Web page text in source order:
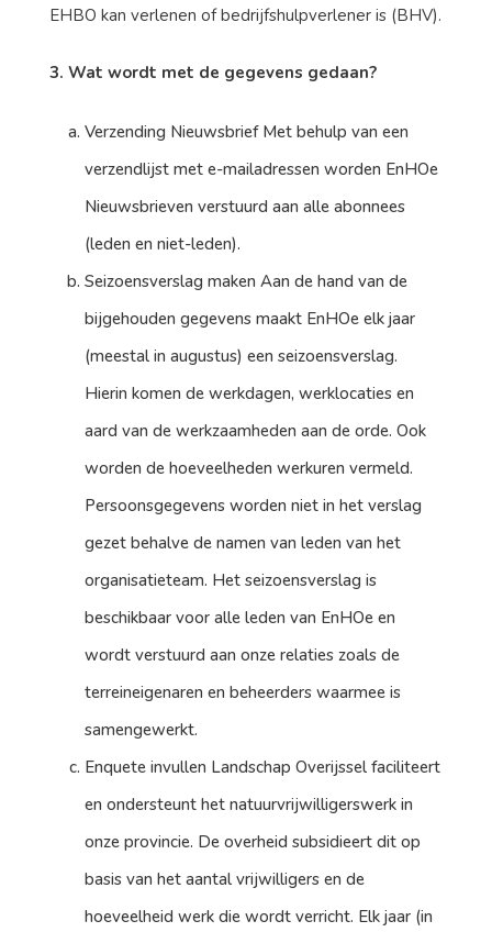
EHBO kan verlenen of bedrijfshulpverlener is (BHV).
3. Wat wordt met de gegevens gedaan?
Verzending Nieuwsbrief Met behulp van een
verzendlijst met e-mailadressen worden EnHOe
Nieuwsbrieven verstuurd aan alle abonnees
(leden en niet-leden).
Seizoensverslag maken Aan de hand van de
bijgehouden gegevens maakt EnHOe elk jaar
(meestal in augustus) een seizoensverslag.
Hierin komen de werkdagen, werklocaties en
aard van de werkzaamheden aan de orde. Ook
worden de hoeveelheden werkuren vermeld.
Persoonsgegevens worden niet in het verslag
gezet behalve de namen van leden van het
organisatieteam. Het seizoensverslag is
beschikbaar voor alle leden van EnHOe en
wordt verstuurd aan onze relaties zoals de
terreineigenaren en beheerders waarmee is
samengewerkt.
Enquete invullen Landschap Overijssel faciliteert
en ondersteunt het natuurvrijwilligerswerk in
onze provincie. De overheid subsidieert dit op
basis van het aantal vrijwilligers en de
hoeveelheid werk die wordt verricht. Elk jaar (in